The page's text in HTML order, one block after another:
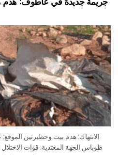
الانتهاك: هدم بيت وحظيرتين
طوباس الجهة المعتدية: قوات